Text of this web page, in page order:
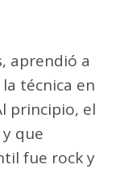
aprendió a
técnica en
principio, el
que
fue rock y